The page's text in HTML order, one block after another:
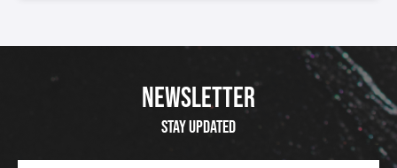
NEWSLETTER
Stay updated